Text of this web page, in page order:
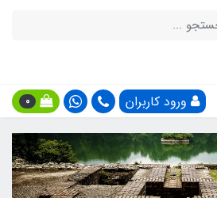
ورود کاربران 0